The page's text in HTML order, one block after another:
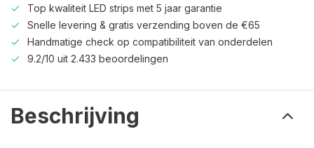
Top kwaliteit LED strips met 5 jaar garantie
Snelle levering & gratis verzending boven de €65
Handmatige check op compatibiliteit van onderdelen
9.2/10 uit 2.433 beoordelingen
Beschrijving